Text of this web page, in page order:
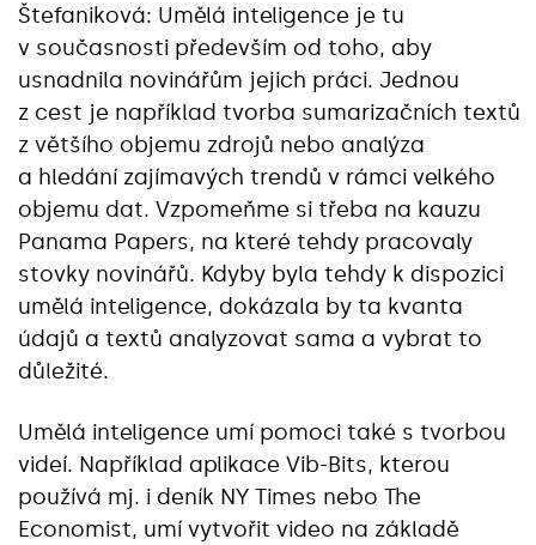
Štefaniková: Umělá inteligence je tu
v současnosti především od toho, aby
usnadnila novinářům jejich práci. Jednou
z cest je například tvorba sumarizačních textů
z většího objemu zdrojů nebo analýza
a hledání zajímavých trendů v rámci velkého
objemu dat. Vzpomeňme si třeba na kauzu
Panama Papers, na které tehdy pracovaly
stovky novinářů. Kdyby byla tehdy k dispozici
umělá inteligence, dokázala by ta kvanta
údajů a textů analyzovat sama a vybrat to
důležité.
Umělá inteligence umí pomoci také s tvorbou
videí. Například aplikace Vib-Bits, kterou
používá mj. i deník NY Times nebo The
Economist, umí vytvořit video na základě